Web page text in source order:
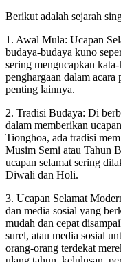
Berikut adalah sejarah
1. Awal Mula: Ucapan
budaya-budaya kuno
sering mengucapkan
penghargaan dalam
penting lainnya.
2. Tradisi Budaya: Di
dalam memberikan
Tionghoa, ada tradisi
Musim Semi atau Tahun
ucapan selamat sering
Diwali dan Holi.
3. Ucapan Selamat
dan media sosial yang
mudah dan cepat
surel, atau media sosial
orang-orang terdekat